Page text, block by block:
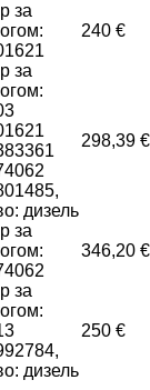
за
240 €
за
дизель
298,39 €
за
346,20 €
за
дизель
250 €